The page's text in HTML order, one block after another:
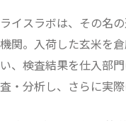
ライスラボは、その名
機関。 入荷した玄米を
い、検査結果を仕入部
査・分析し、さらに実